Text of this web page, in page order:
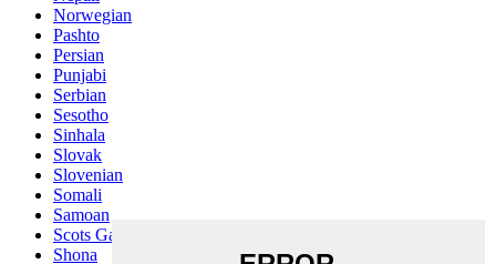
Norwegian
Pashto
Persian
Punjabi
Serbian
Sesotho
Sinhala
Slovak
Slovenian
Somali
Samoan
Scots Gaelic
Shona